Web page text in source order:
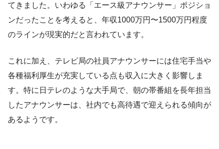
てきました。いわゆる「エース級アナウンサー」ポジショ
ンだったことを考えると、年収1000万円〜1500万円程度
のラインが現実的だと言われています。
これに加え、テレビ局の社員アナウンサーには住宅手当や
各種福利厚生が充実している点も収入に大きく影響しま
す。特に日テレのような大手局で、朝の帯番組を長年担当
したアナウンサーは、社内でも高待遇で迎えられる傾向が
あるようです。